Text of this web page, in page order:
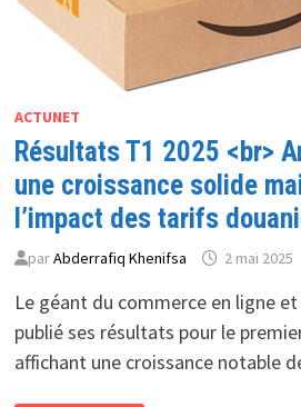
ACTUNET
Résultats T1 2025 <br>
une croissance solide
l’impact des tarifs
parAbderrafiq Khenifsa 2 mai 2025
Le géant du commerce en ligne
publié ses résultats pour le
affichant une croissance notable